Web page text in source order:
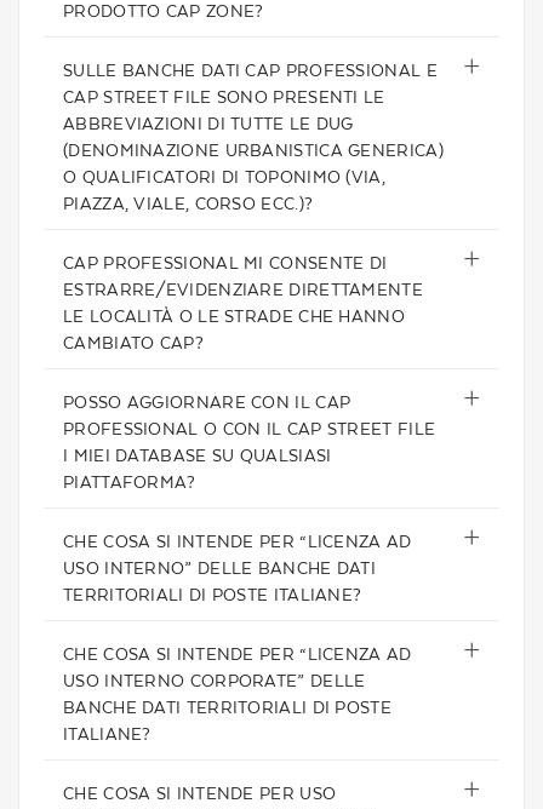
PRODOTTO CAP ZONE?
SULLE BANCHE DATI CAP PROFESSIONAL E
CAP STREET FILE SONO PRESENTI LE
ABBREVIAZIONI DI TUTTE LE DUG
(DENOMINAZIONE URBANISTICA GENERICA)
O QUALIFICATORI DI TOPONIMO (VIA,
PIAZZA, VIALE, CORSO ECC.)?
CAP PROFESSIONAL MI CONSENTE DI
ESTRARRE/EVIDENZIARE DIRETTAMENTE
LE LOCALITÀ O LE STRADE CHE HANNO
CAMBIATO CAP?
POSSO AGGIORNARE CON IL CAP
PROFESSIONAL O CON IL CAP STREET FILE
I MIEI DATABASE SU QUALSIASI
PIATTAFORMA?
CHE COSA SI INTENDE PER “LICENZA AD
USO INTERNO” DELLE BANCHE DATI
TERRITORIALI DI POSTE ITALIANE?
CHE COSA SI INTENDE PER “LICENZA AD
USO INTERNO CORPORATE” DELLE
BANCHE DATI TERRITORIALI DI POSTE
ITALIANE?
CHE COSA SI INTENDE PER USO